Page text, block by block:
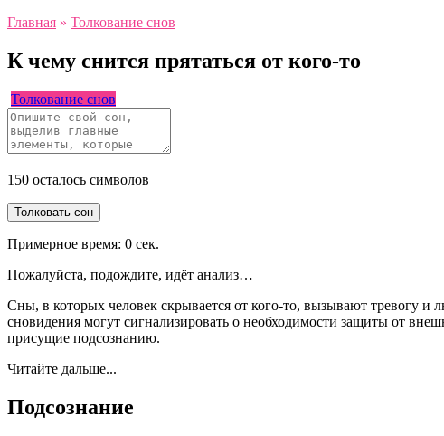
Главная » Толкование снов
К чему снится прятаться от кого-то
Толкование снов
150 осталось символов
Толковать сон
Примерное время: 0 сек.
Пожалуйста, подождите, идёт анализ…
Сны, в которых человек скрывается от кого-то, вызывают тревогу
сновидения могут сигнализировать о необходимости защиты от
присущие подсознанию.
Читайте дальше...
Подсознание